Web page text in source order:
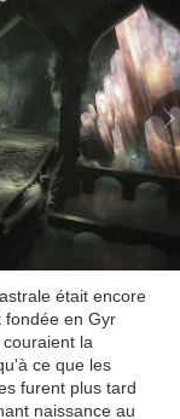
était encore
fondée en Gyr
la
ce que les
furent plus tard
naissance au